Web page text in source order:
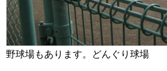
野球場もあります。どんぐり球場